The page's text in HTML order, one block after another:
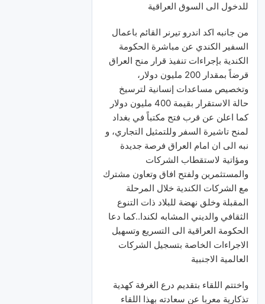
للدخول الى السوق العراقية
من جانبه اكد اندرو تيرنر القائم باعمال
السفير الكندي عن مباشرة الحكومة
الكندية بإجراءات تنفيذ قرار منح العراق
قرضاً بمقدار 200 مليون دولار،
وتخصيص مساعدات إنسانية لترسيخ
حالة الاستقرار بقيمة 400 مليون دولار
كما اعلن عن قرب فتح مكتباً في بغداد
لمنح تاشيرة السفر وللتمثيل التجاري، و
نبه الى ان امام العراق فرصة جديدة
ومؤاتية لاستقطاب الشركات
والمستثمرين ولفتح افاق وتعاون مشترك
مع الشركات الكندية خلال المرحلة
المقبلة وخلق نهضة للبلاد ذات التنوع
الثقافي والديني المشابه لكندا..كما دعا
الحكومة العراقية الى التسريع وتسهيل
الاجراءات الخاصة بتسجيل الشركات
العالمية الاجنبية
واختتم اللقاء بتقديم درع الغرفة كهدية
تذكارية معربا عن سعادته بهذا اللقاء